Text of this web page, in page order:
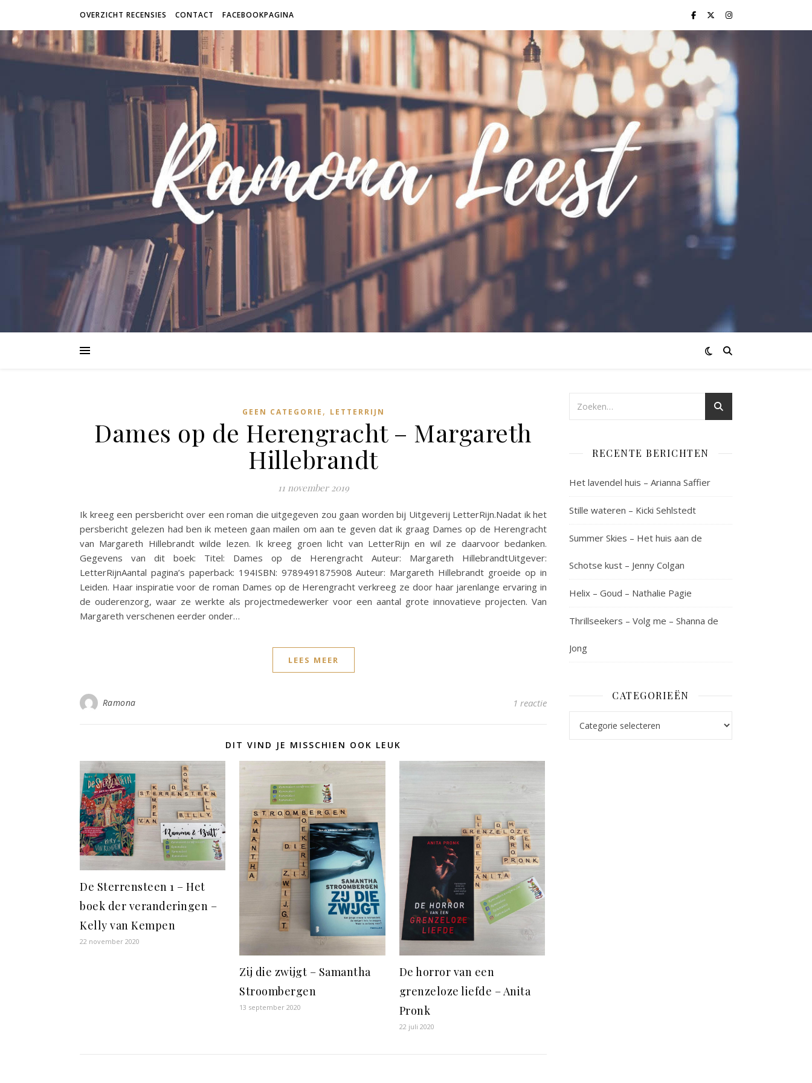
OVERZICHT RECENSIES CONTACT FACEBOOKPAGINA
GEEN CATEGORIE , LETTERRIJN
Dames op de Herengracht – Margareth
Hillebrandt
11 november 2019
Ik kreeg een persbericht over een roman die uitgegeven zou gaan worden bij Uitgeverij LetterRijn.Nadat ik het
persbericht gelezen had ben ik meteen gaan mailen om aan te geven dat ik graag Dames op de Herengracht
van Margareth Hillebrandt wilde lezen. Ik kreeg groen licht van LetterRijn en wil ze daarvoor bedanken.
Gegevens van dit boek: Titel: Dames op de Herengracht Auteur: Margareth HillebrandtUitgever:
LetterRijnAantal pagina’s paperback: 194ISBN: 9789491875908 Auteur: Margareth Hillebrandt groeide op in
Leiden. Haar inspiratie voor de roman Dames op de Herengracht verkreeg ze door haar jarenlange ervaring in
de ouderenzorg, waar ze werkte als projectmedewerker voor een aantal grote innovatieve projecten. Van
Margareth verschenen eerder onder…
LEES MEER
Ramona 1 reactie
DIT VIND JE MISSCHIEN OOK LEUK
De Sterrensteen 1 – Het
boek der veranderingen –
Kelly van Kempen
22 november 2020
Zij die zwijgt – Samantha
Stroombergen
13 september 2020
De horror van een
grenzeloze liefde – Anita
Pronk
22 juli 2020
RECENTE BERICHTEN
Het lavendel huis – Arianna Saffier
Stille wateren – Kicki Sehlstedt
Summer Skies – Het huis aan de
Schotse kust – Jenny Colgan
Helix – Goud – Nathalie Pagie
Thrillseekers – Volg me – Shanna de
Jong
CATEGORIEËN